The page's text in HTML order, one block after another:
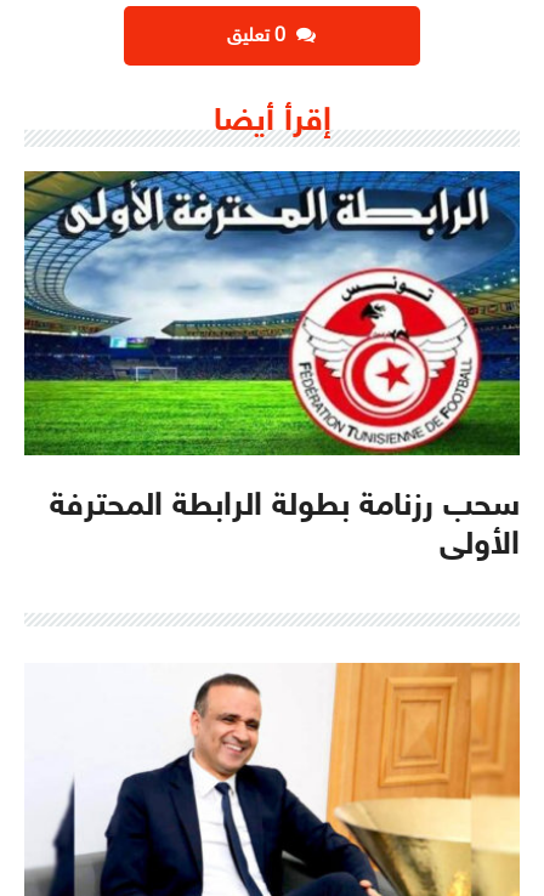
إقرأ أيضا
سحب رزنامة بطولة الرابطة المحترفة
الأولى